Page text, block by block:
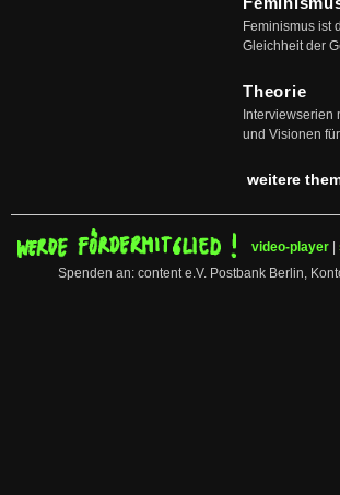
Feminismus ist
Gleichheit der
Theorie
Interviewserien
und Visionen
weitere
video-player
Spenden an: content e.V. Postbank Berlin,